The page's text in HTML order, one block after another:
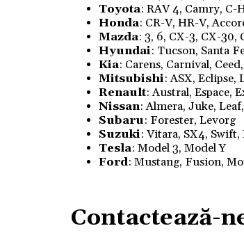
Toyota: RAV 4, Camry, C-
Honda: CR-V, HR-V,
Mazda: 3, 6, CX-3, CX-30,
Hyundai: Tucson, Santa
Kia: Carens, Carnival,
Mitsubishi: ASX, Eclipse,
Renault: Austral, Espace,
Nissan: Almera, Juke,
Subaru: Forester, Levorg
Suzuki: Vitara, SX4, Swift,
Tesla: Model 3, Model Y
Ford: Mustang, Fusion,
Contactează-